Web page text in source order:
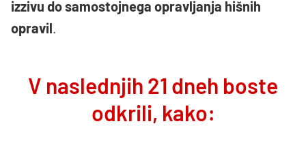
izzivu do samostojnega opravljanja hišnih
opravil.
V naslednjih 21 dneh boste
odkrili, kako: